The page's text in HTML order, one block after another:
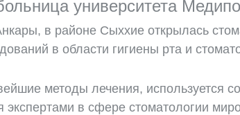
университета
в районе Сыххие открылась
в области гигиены рта и
методы лечения, используется
в сфере стоматологии